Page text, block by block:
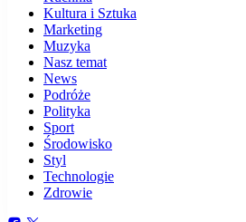
Kultura i Sztuka
Marketing
Muzyka
Nasz temat
News
Podróże
Polityka
Sport
Środowisko
Styl
Technologie
Zdrowie